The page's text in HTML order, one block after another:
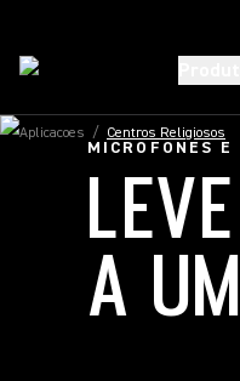
Aplicacoes / Centros Religiosos
MICROFONES
A